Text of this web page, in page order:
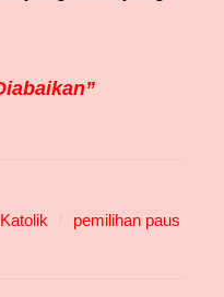
Katolik
pemilihan paus